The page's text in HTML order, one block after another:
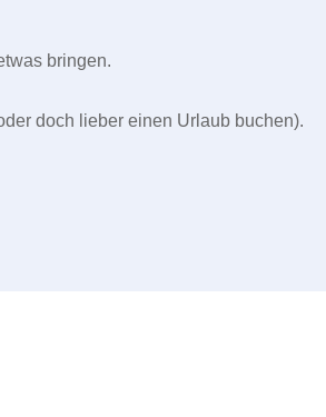
bringen.
doch lieber einen Urlaub buchen).